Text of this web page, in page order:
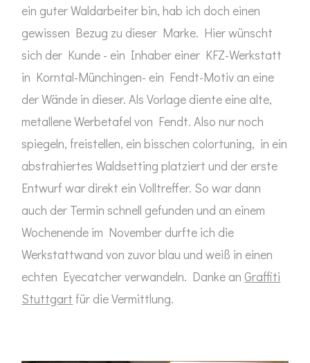
ein guter Waldarbeiter bin, hab ich doch einen
gewissen Bezug zu dieser Marke. Hier wünscht
sich der Kunde - ein Inhaber einer KFZ-Werkstatt
in Korntal-Münchingen- ein Fendt-Motiv an eine
der Wände in dieser. Als Vorlage diente eine alte,
metallene Werbetafel von Fendt. Also nur noch
spiegeln, freistellen, ein bisschen colortuning, in ein
abstrahiertes Waldsetting platziert und der erste
Entwurf war direkt ein Volltreffer. So war dann
auch der Termin schnell gefunden und an einem
Wochenende im November durfte ich die
Werkstattwand von zuvor blau und weiß in einen
echten Eyecatcher verwandeln. Danke an Graffiti
Stuttgart für die Vermittlung.